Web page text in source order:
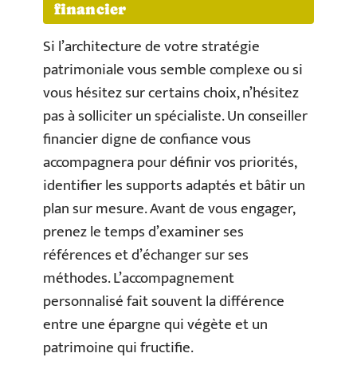
financier
Si l’architecture de votre stratégie
patrimoniale vous semble complexe ou si
vous hésitez sur certains choix, n’hésitez
pas à solliciter un spécialiste. Un conseiller
financier digne de confiance vous
accompagnera pour définir vos priorités,
identifier les supports adaptés et bâtir un
plan sur mesure. Avant de vous engager,
prenez le temps d’examiner ses
références et d’échanger sur ses
méthodes. L’accompagnement
personnalisé fait souvent la différence
entre une épargne qui végète et un
patrimoine qui fructifie.